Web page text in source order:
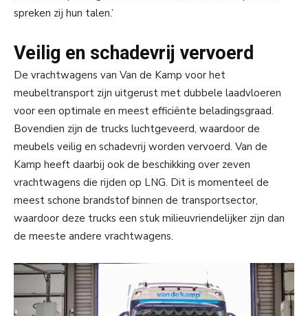
spreken zij hun talen.’
Veilig en schadevrij vervoerd
De vrachtwagens van Van de Kamp voor het
meubeltransport zijn uitgerust met dubbele laadvloeren
voor een optimale en meest efficiënte beladingsgraad.
Bovendien zijn de trucks luchtgeveerd, waardoor de
meubels veilig en schadevrij worden vervoerd. Van de
Kamp heeft daarbij ook de beschikking over zeven
vrachtwagens die rijden op LNG. Dit is momenteel de
meest schone brandstof binnen de transportsector,
waardoor deze trucks een stuk milieuvriendelijker zijn dan
de meeste andere vrachtwagens.